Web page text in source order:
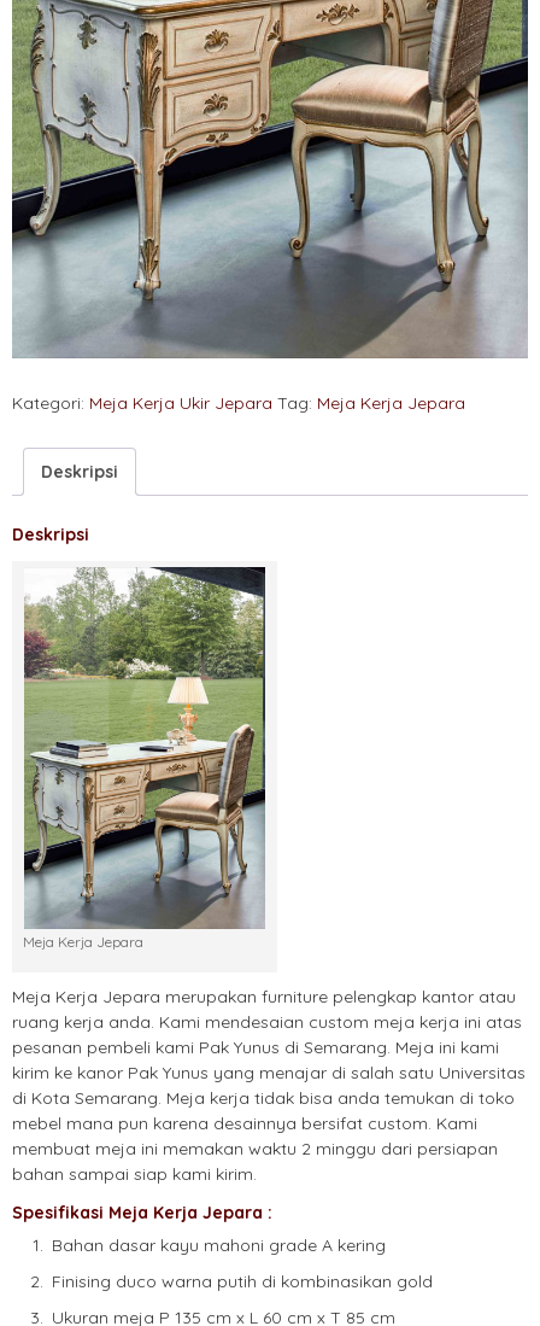
Kategori: Meja Kerja Ukir Jepara Tag: Meja Kerja Jepara
Deskripsi
Deskripsi
Meja Kerja Jepara
Meja Kerja Jepara merupakan furniture pelengkap kantor atau
ruang kerja anda. Kami mendesaian custom meja kerja ini atas
pesanan pembeli kami Pak Yunus di Semarang. Meja ini kami
kirim ke kanor Pak Yunus yang menajar di salah satu Universitas
di Kota Semarang. Meja kerja tidak bisa anda temukan di toko
mebel mana pun karena desainnya bersifat custom. Kami
membuat meja ini memakan waktu 2 minggu dari persiapan
bahan sampai siap kami kirim.
Spesifikasi Meja Kerja Jepara :
Bahan dasar kayu mahoni grade A kering
Finising duco warna putih di kombinasikan gold
Ukuran meja P 135 cm x L 60 cm x T 85 cm